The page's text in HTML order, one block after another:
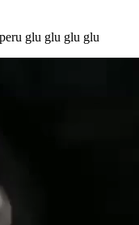
glu glu glu glu